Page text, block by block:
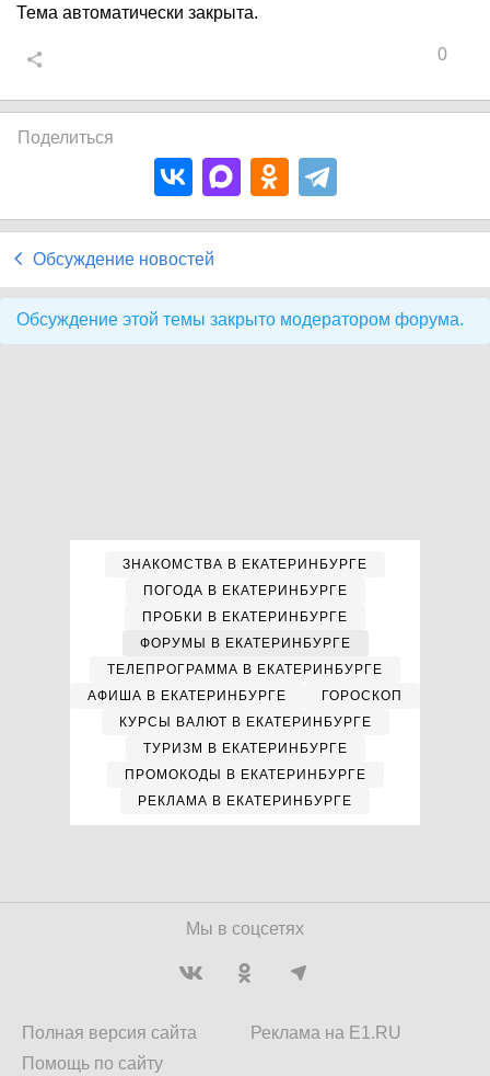
Тема автоматически закрыта.
0
Поделиться
Обсуждение новостей
Обсуждение этой темы закрыто модератором форума.
ЗНАКОМСТВА В ЕКАТЕРИНБУРГЕ
ПОГОДА В ЕКАТЕРИНБУРГЕ
ПРОБКИ В ЕКАТЕРИНБУРГЕ
ФОРУМЫ В ЕКАТЕРИНБУРГЕ
ТЕЛЕПРОГРАММА В ЕКАТЕРИНБУРГЕ
АФИША В ЕКАТЕРИНБУРГЕ
ГОРОСКОП
КУРСЫ ВАЛЮТ В ЕКАТЕРИНБУРГЕ
ТУРИЗМ В ЕКАТЕРИНБУРГЕ
ПРОМОКОДЫ В ЕКАТЕРИНБУРГЕ
РЕКЛАМА В ЕКАТЕРИНБУРГЕ
Мы в соцсетях
Полная версия сайта
Помощь по сайту
Реклама на E1.RU